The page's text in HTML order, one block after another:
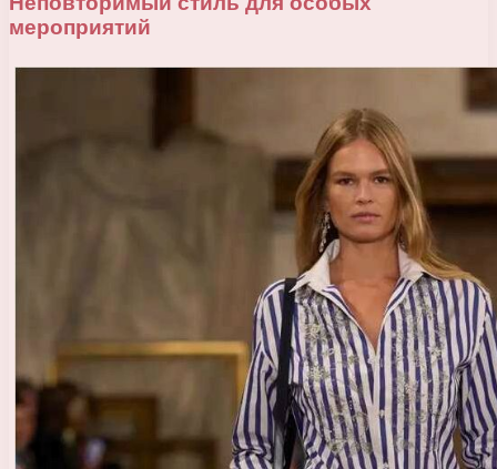
мероприятий